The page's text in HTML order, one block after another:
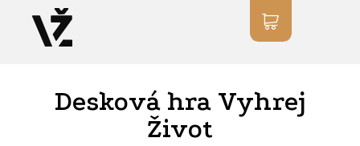
Desková hra Vyhrej
Život